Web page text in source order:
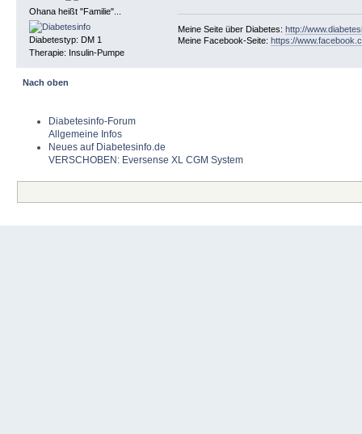
Ohana heißt "Familie"...
Diabetestyp: DM 1
Therapie: Insulin-Pumpe
Meine Seite über Diabetes: http://
Meine Facebook-Seite: https://
Nach oben
Diabetesinfo-Forum
Allgemeine Infos
Neues auf Diabetesinfo.de
VERSCHOBEN: Eversense XL CGM System